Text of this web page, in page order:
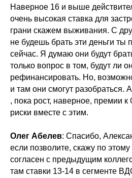
Наверное 16 и выше
очень высокая ставка для
грани скажем выживания. С
не будешь брать эти деньги ты
сейчас. Я думаю они будут
только вопрос в том, будут ли
рефинансировать. Но,
и там они смогут разобраться.
, пока рост, наверное, премии
риски вместе с этим.
Олег Абелев: Cпасибо,
если позволите, скажу по
согласен с предыдущим
там ставки 13-14 в сегменте